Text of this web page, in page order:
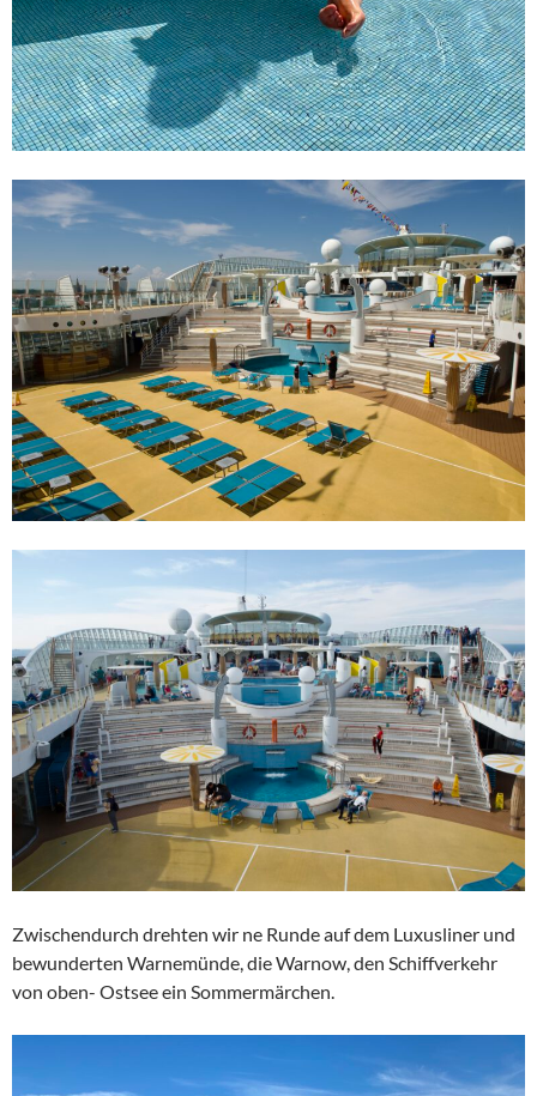
Zwischendurch drehten wir ne Runde auf dem Luxusliner und
bewunderten Warnemünde, die Warnow, den Schiffverkehr
von oben- Ostsee ein Sommermärchen.